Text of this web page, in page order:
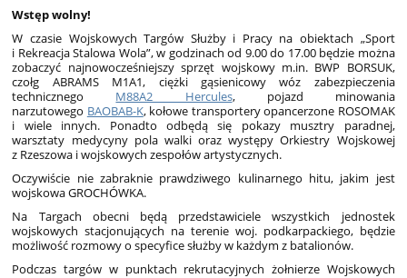
Wstęp wolny!
W czasie Wojskowych Targów Służby i Pracy na obiektach „Sport
i Rekreacja Stalowa Wola”, w godzinach od 9.00 do 17.00 będzie można
zobaczyć najnowocześniejszy sprzęt wojskowy m.in. BWP BORSUK,
czołg ABRAMS M1A1, ciężki gąsienicowy wóz zabezpieczenia
technicznego
M88A2 Hercules, pojazd minowania
narzutowego BAOBAB-K, kołowe transportery opancerzone ROSOMAK
i wiele innych. Ponadto odbędą się pokazy musztry paradnej,
warsztaty medycyny pola walki oraz występy Orkiestry Wojskowej
z Rzeszowa i wojskowych zespołów artystycznych.
Oczywiście nie zabraknie prawdziwego kulinarnego hitu, jakim jest
wojskowa GROCHÓWKA.
Na Targach obecni będą przedstawiciele wszystkich jednostek
wojskowych stacjonujących na terenie woj. podkarpackiego, będzie
możliwość rozmowy o specyfice służby w każdym z batalionów.
Podczas targów w punktach rekrutacyjnych żołnierze Wojskowych